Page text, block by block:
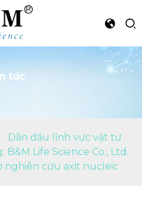
tức
Dẫn đầu lĩnh vực vật tư
Life Science Co., Ltd.
nghiên cứu axit nucleic